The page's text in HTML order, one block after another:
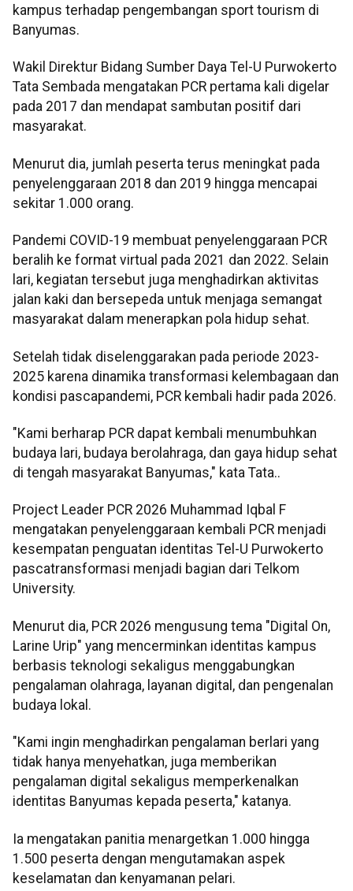
kampus terhadap pengembangan sport tourism di
Banyumas.
Wakil Direktur Bidang Sumber Daya Tel-U Purwokerto
Tata Sembada mengatakan PCR pertama kali digelar
pada 2017 dan mendapat sambutan positif dari
masyarakat.
Menurut dia, jumlah peserta terus meningkat pada
penyelenggaraan 2018 dan 2019 hingga mencapai
sekitar 1.000 orang.
Pandemi COVID-19 membuat penyelenggaraan PCR
beralih ke format virtual pada 2021 dan 2022. Selain
lari, kegiatan tersebut juga menghadirkan aktivitas
jalan kaki dan bersepeda untuk menjaga semangat
masyarakat dalam menerapkan pola hidup sehat.
Setelah tidak diselenggarakan pada periode 2023-
2025 karena dinamika transformasi kelembagaan dan
kondisi pascapandemi, PCR kembali hadir pada 2026.
"Kami berharap PCR dapat kembali menumbuhkan
budaya lari, budaya berolahraga, dan gaya hidup sehat
di tengah masyarakat Banyumas," kata Tata..
Project Leader PCR 2026 Muhammad Iqbal F
mengatakan penyelenggaraan kembali PCR menjadi
kesempatan penguatan identitas Tel-U Purwokerto
pascatransformasi menjadi bagian dari Telkom
University.
Menurut dia, PCR 2026 mengusung tema "Digital On,
Larine Urip" yang mencerminkan identitas kampus
berbasis teknologi sekaligus menggabungkan
pengalaman olahraga, layanan digital, dan pengenalan
budaya lokal.
"Kami ingin menghadirkan pengalaman berlari yang
tidak hanya menyehatkan, juga memberikan
pengalaman digital sekaligus memperkenalkan
identitas Banyumas kepada peserta," katanya.
Ia mengatakan panitia menargetkan 1.000 hingga
1.500 peserta dengan mengutamakan aspek
keselamatan dan kenyamanan pelari.